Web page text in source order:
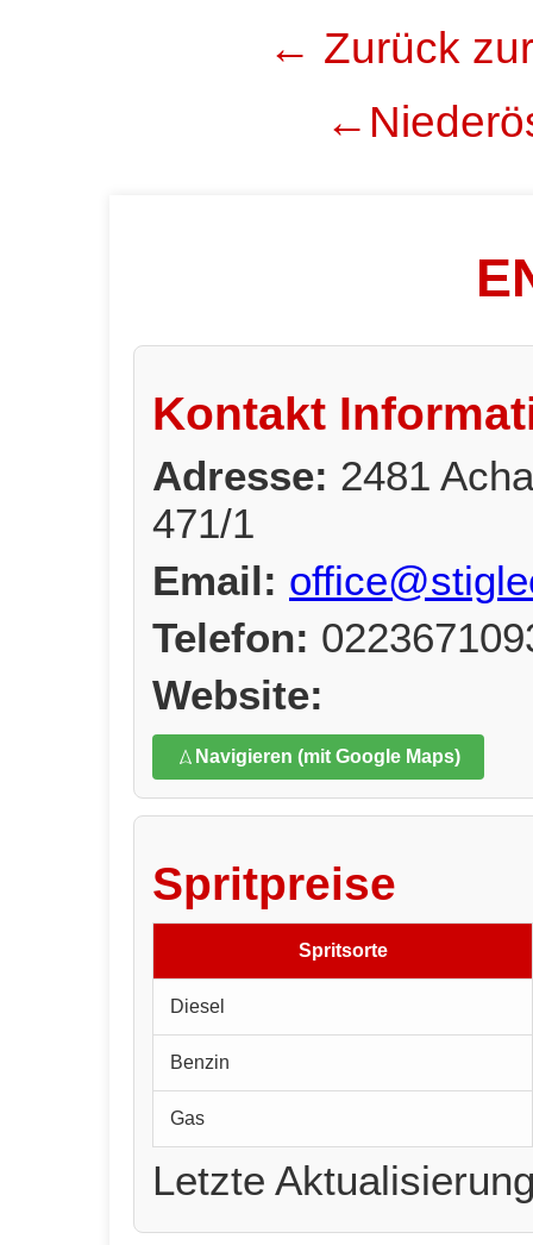
← Zurück
Kontakt
Adresse: 2481
471/1
Email:
Telefon:
Website:
Navigieren (mit Google Maps)
Spritpreise
Spritsorte
Diesel
Benzin
Gas
Letzte